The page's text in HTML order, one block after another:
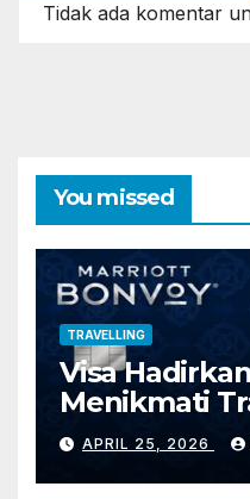
Tidak ada komentar
You missed
TRAVELLING
Visa
Menikmati
Marriott
Credit Card
APRIL 25, 2026